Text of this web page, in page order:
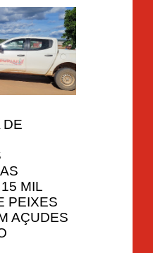
DE
MIL
PEIXES
AÇUDES